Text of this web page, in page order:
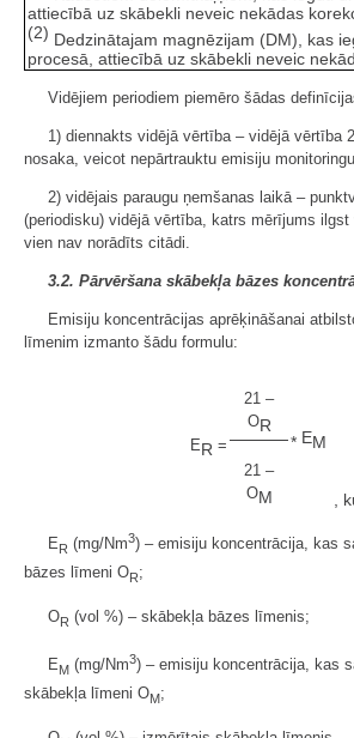
attiecībā uz skābekli neveic nekādas
(2) Dedzinātajam magnēzijam (DM), kas
procesā, attiecībā uz skābekli neveic
Vidējiem periodiem piemēro šādas
1) diennakts vidējā vērtība – vidējā vērtība
nosaka, veicot nepārtrauktu emisiju
2) vidējais paraugu ņemšanas laikā –
(periodisku) vidējā vērtība, katrs mērījums
vien nav norādīts citādi.
3.2. Pārvēršana skābekļa bāzes
Emisiju koncentrācijas aprēķināšanai
līmenim izmanto šādu formulu:
ER =
21 –
OR
* EM
,
21 –
OM
ER (mg/Nm3) – emisiju koncentrācija, kas
bāzes līmeni OR;
OR (vol %) – skābekļa bāzes līmenis;
EM (mg/Nm3) – emisiju koncentrācija, kas
skābekļa līmeni OM;